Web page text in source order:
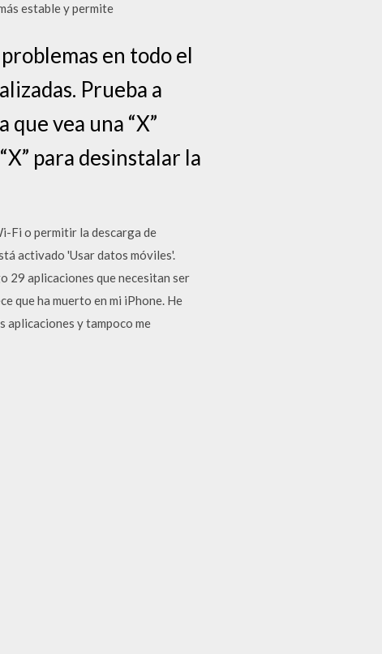
estable y permite
en todo el
Prueba a
vea una “X”
para desinstalar la
Fi o permitir la descarga de
activado 'Usar datos móviles'.
29 aplicaciones que necesitan ser
que ha muerto en mi iPhone. He
y tampoco me